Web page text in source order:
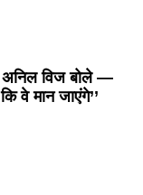
अनिल विज बोले —
वे मान जाएंगे’’